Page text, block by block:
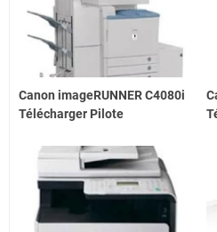
Canon imageRUNNER C4080i
Télécharger Pilote